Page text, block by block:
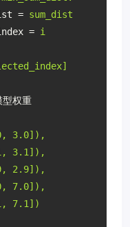
= sum_dist
= i
权重
3.0]),
3.1]),
2.9]),
7.0]),
7.1])